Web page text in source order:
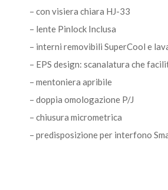
– con visiera chiara HJ-33
– lente Pinlock Inclusa
– interni removibili SuperCool e
– EPS design: scanalatura che
– mentoniera apribile
– doppia omologazione P/J
– chiusura micrometrica
– predisposizione per interfono